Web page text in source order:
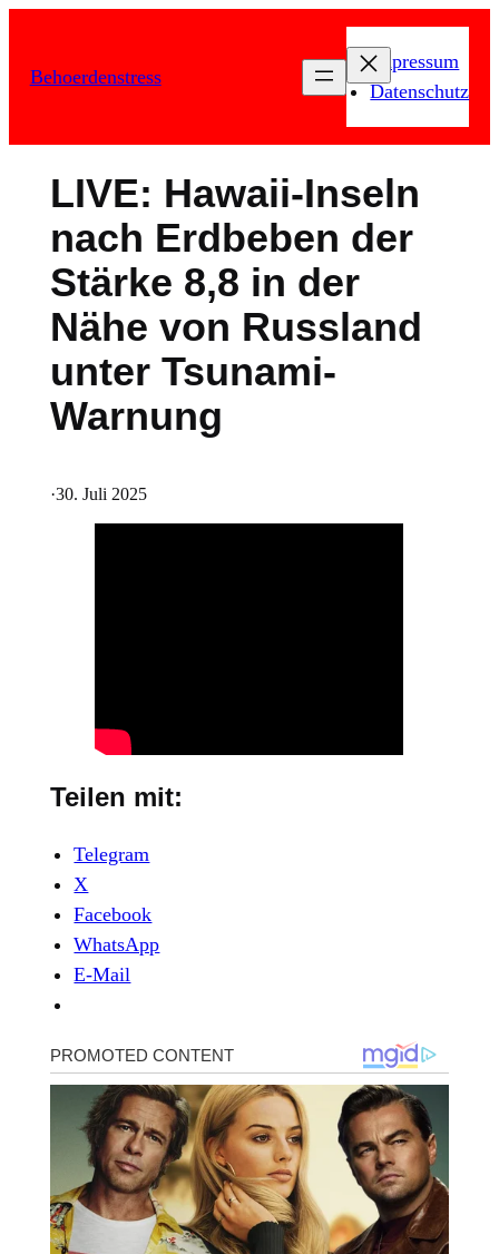
springen
Behoerdenstress
Impressum
Datenschutz
LIVE: Hawaii-Inseln
nach Erdbeben der
Stärke 8,8 in der
Nähe von Russland
unter Tsunami-
Warnung
·30. Juli 2025
Teilen mit:
Telegram
X
Facebook
WhatsApp
E-Mail